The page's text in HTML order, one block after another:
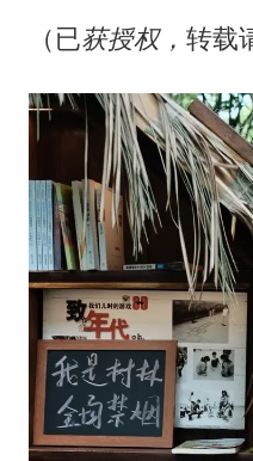
（已获授权， 转载